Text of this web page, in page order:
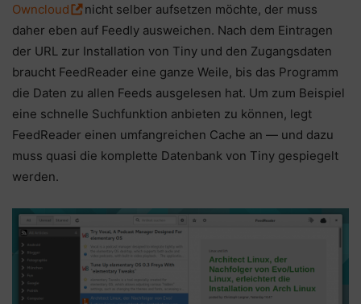
Owncloud
nicht selber aufsetzen möchte, der muss
daher eben auf Feedly ausweichen. Nach dem Eintragen
der URL zur Installation von Tiny und den Zugangsdaten
braucht FeedReader eine ganze Weile, bis das Programm
die Daten zu allen Feeds ausgelesen hat. Um zum Beispiel
eine schnelle Suchfunktion anbieten zu können, legt
FeedReader einen umfangreichen Cache an — und dazu
muss quasi die komplette Datenbank von Tiny gespiegelt
werden.